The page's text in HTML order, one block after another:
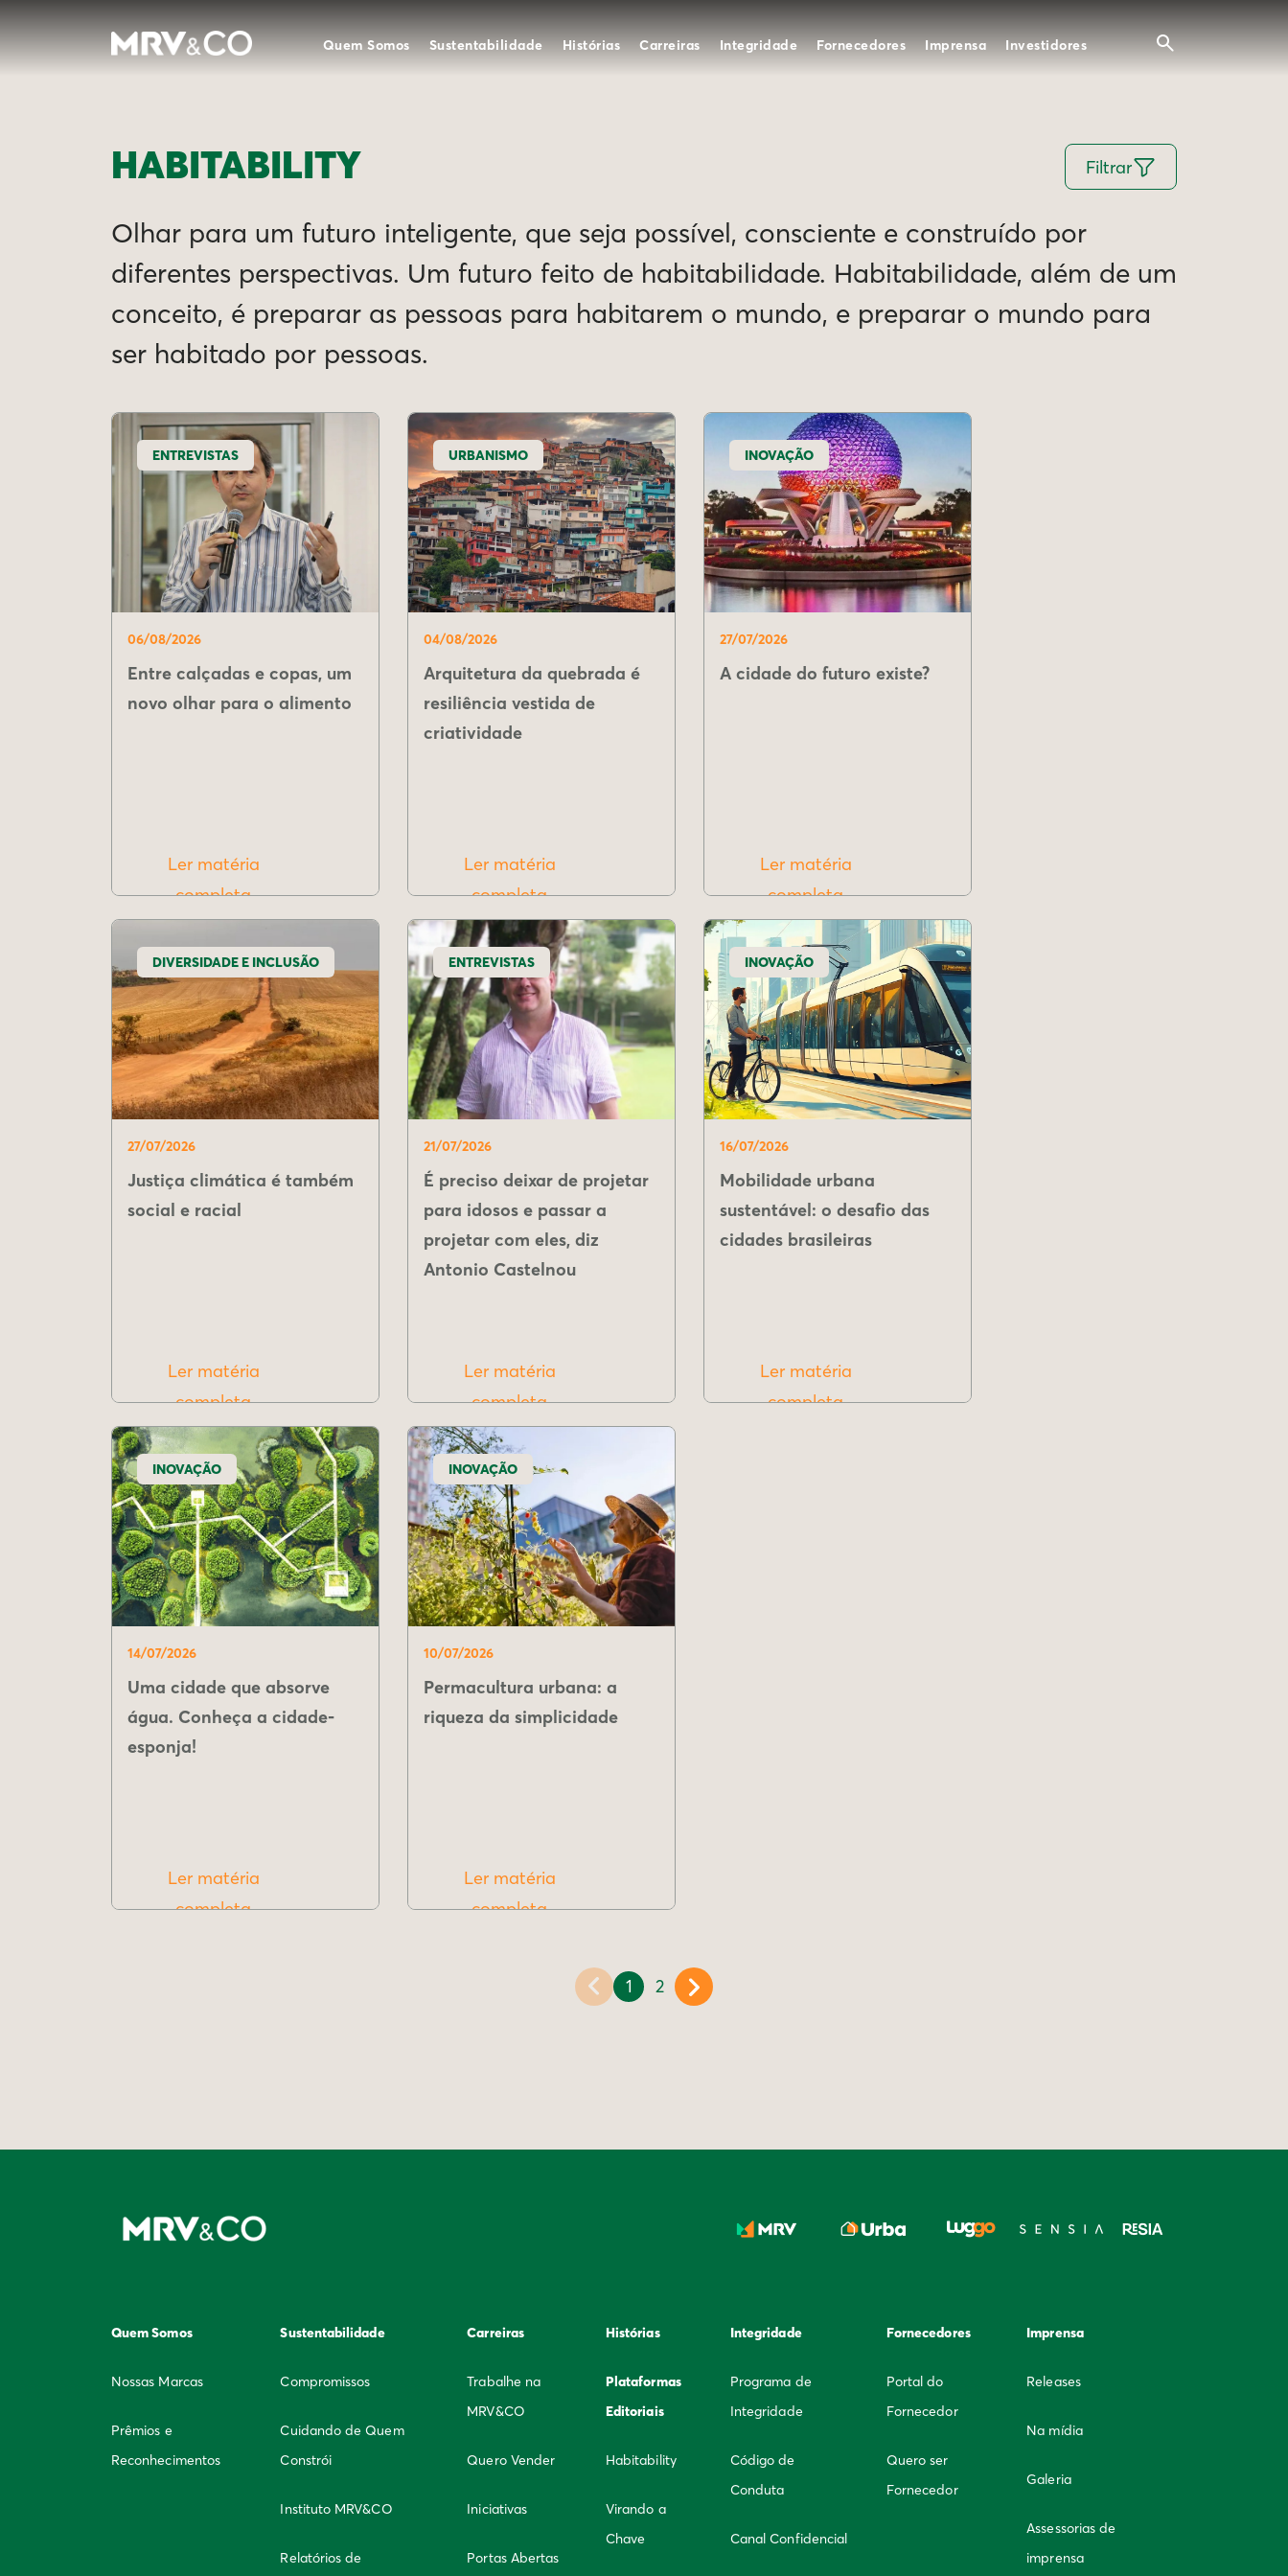
Quem Somos Sustentabilidade Histórias Carreiras Integridade Fornecedores Imprensa Investidores
HABITABILITY Filtrar
Olhar para um futuro inteligente, que seja possível, consciente e construído por
diferentes perspectivas. Um futuro feito de habitabilidade. Habitabilidade, além de um
conceito, é preparar as pessoas para habitarem o mundo, e preparar o mundo para
ser habitado por pessoas.
ENTREVISTAS
06/08/2026
Entre calçadas e copas, um
novo olhar para o alimento
Ler matéria
completa
URBANISMO
04/08/2026
Arquitetura da quebrada é
resiliência vestida de
criatividade
Ler matéria
completa
INOVAÇÃO
27/07/2026
A cidade do futuro existe?
Ler matéria
completa
DIVERSIDADE E INCLUSÃO
27/07/2026
Justiça climática é também
social e racial
Ler matéria
completa
ENTREVISTAS
21/07/2026
É preciso deixar de projetar
para idosos e passar a
projetar com eles, diz
Antonio Castelnou
Ler matéria
completa
INOVAÇÃO
16/07/2026
Mobilidade urbana
sustentável: o desafio das
cidades brasileiras
Ler matéria
completa
INOVAÇÃO
14/07/2026
Uma cidade que absorve
água. Conheça a cidade-
esponja!
Ler matéria
completa
INOVAÇÃO
10/07/2026
Permacultura urbana: a
riqueza da simplicidade
Ler matéria
completa
1 2
Quem Somos
Nossas Marcas
Prêmios e
Reconhecimentos
Sustentabilidade
Compromissos
Cuidando de Quem
Constrói
Instituto MRV&CO
Relatórios de
Carreiras
Trabalhe na
MRV&CO
Quero Vender
Iniciativas
Portas Abertas
Histórias
Plataformas
Editoriais
Habitability
Virando a
Chave
Integridade
Programa de
Integridade
Código de
Conduta
Canal Confidencial
Fornecedores
Portal do
Fornecedor
Quero ser
Fornecedor
Imprensa
Releases
Na mídia
Galeria
Assessorias de
imprensa